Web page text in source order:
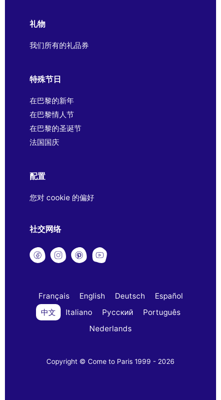
礼物
我们所有的礼品券
特殊节日
在巴黎的新年
在巴黎情人节
在巴黎的圣诞节
法国国庆
配置
您对 cookie 的偏好
社交网络
Français English Deutsch
Español
中文
Italiano Русский
Português
Nederlands
Copyright © Come to Paris 1999 - 2026